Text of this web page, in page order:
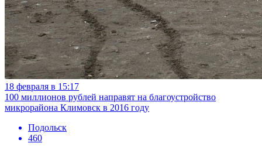
18 февраля в 15:17
100 миллионов рублей направят на благоустройство
микрорайона Климовск в 2016 году
Подольск
460